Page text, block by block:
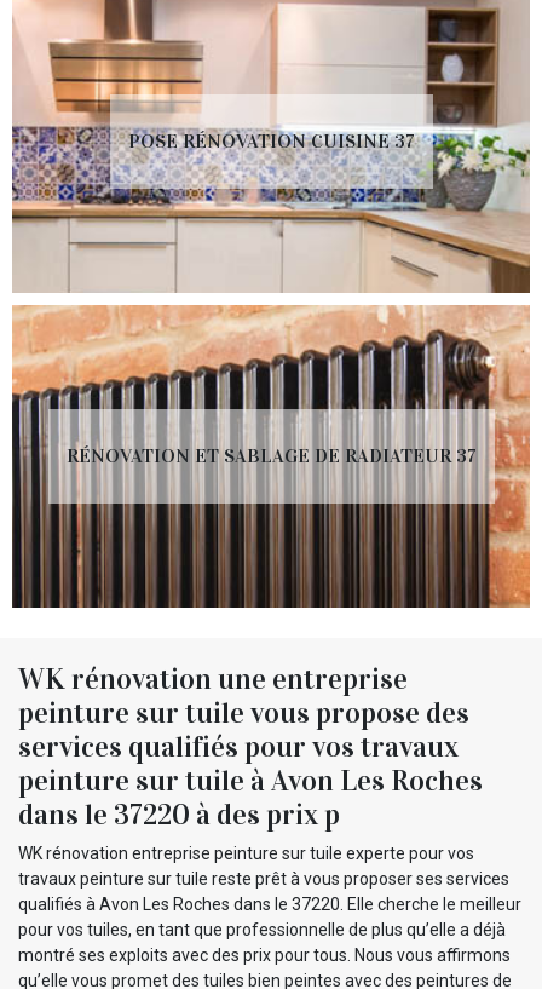
POSE RÉNOVATION CUISINE 37
RÉNOVATION ET SABLAGE DE RADIATEUR 37
WK rénovation une entreprise
peinture sur tuile vous propose des
services qualifiés pour vos travaux
peinture sur tuile à Avon Les Roches
dans le 37220 à des prix p
WK rénovation entreprise peinture sur tuile experte pour vos
travaux peinture sur tuile reste prêt à vous proposer ses services
qualifiés à Avon Les Roches dans le 37220. Elle cherche le meilleur
pour vos tuiles, en tant que professionnelle de plus qu’elle a déjà
montré ses exploits avec des prix pour tous. Nous vous affirmons
qu’elle vous promet des tuiles bien peintes avec des peintures de